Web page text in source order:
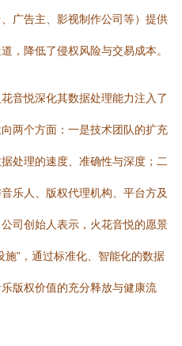
广告主、影视制作公司等）提供
，降低了侵权风险与交易成本。
音悦深化其数据处理能力注入了
两个方面：一是技术团队的扩充
处理的速度、准确性与深度；二
乐人、版权代理机构、平台方及
司创始人表示，火花音悦的愿景
”，通过标准化、智能化的数据
版权价值的充分释放与健康流